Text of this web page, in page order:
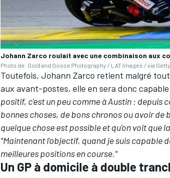
Johann Zarco roulait avec une combinaison aux
Photo de: Gold and Goose Photography / LAT Images / via
Toutefois, Johann Zarco retient malgré
aux avant-postes, elle en sera donc
positif, c'est un peu comme à Austin : depuis
bonnes choses, de bons chronos ou avoir de
quelque chose est possible et qu'on voit que
"Maintenant l'objectif, quand je suis capable
meilleures positions en course."
Un GP à domicile à double